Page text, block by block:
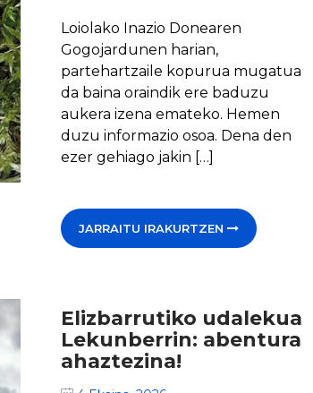
Loiolako Inazio Donearen
Gogojardunen harian,
partehartzaile kopurua mugatua
da baina oraindik ere baduzu
aukera izena emateko. Hemen
duzu informazio osoa. Dena den
ezer gehiago jakin […]
JARRAITU IRAKURTZEN
Elizbarrutiko udalekua
Lekunberrin: abentura
ahaztezina!